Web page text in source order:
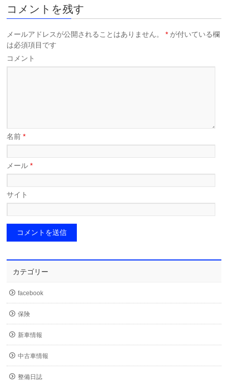
コメントを残す
メールアドレスが公開されることはありません。 * が付いている欄
は必須項目です
コメント
名前*
メール*
サイト
カテゴリー
facebook
保険
新車情報
中古車情報
整備日誌